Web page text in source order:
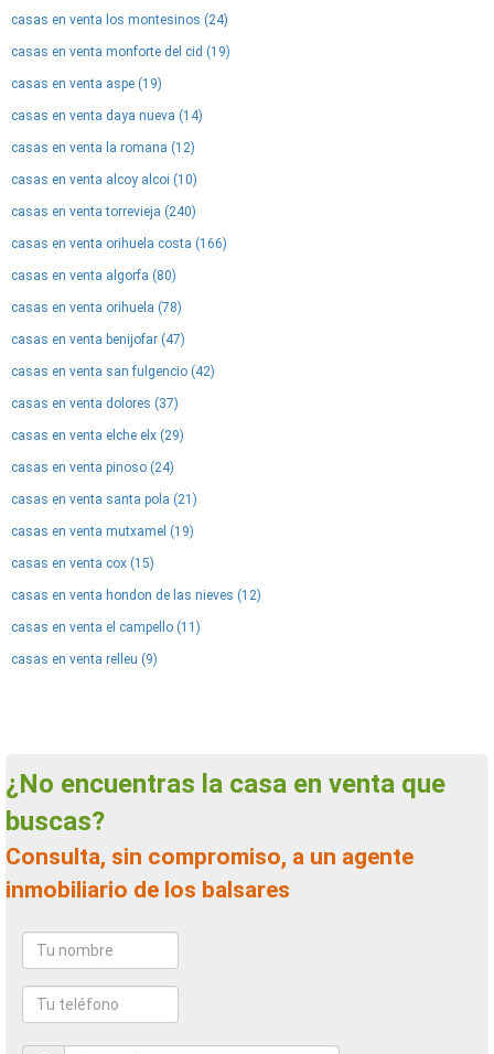
casas en venta los montesinos (24)
casas en venta monforte del cid (19)
casas en venta aspe (19)
casas en venta daya nueva (14)
casas en venta la romana (12)
casas en venta alcoy alcoi (10)
casas en venta torrevieja (240)
casas en venta orihuela costa (166)
casas en venta algorfa (80)
casas en venta orihuela (78)
casas en venta benijofar (47)
casas en venta san fulgencio (42)
casas en venta dolores (37)
casas en venta elche elx (29)
casas en venta pinoso (24)
casas en venta santa pola (21)
casas en venta mutxamel (19)
casas en venta cox (15)
casas en venta hondon de las nieves (12)
casas en venta el campello (11)
casas en venta relleu (9)
¿No encuentras la casa en venta que
buscas?
Consulta, sin compromiso, a un agente
inmobiliario de los balsares